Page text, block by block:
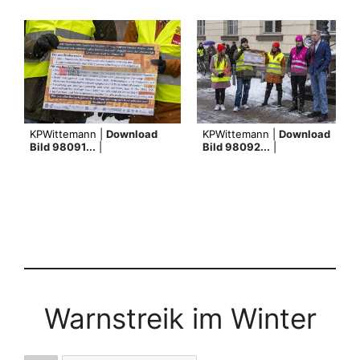
KPWittemann | Download
Bild 98091...
KPWittemann | Download
Bild 98092...
Warnstreik im Winter